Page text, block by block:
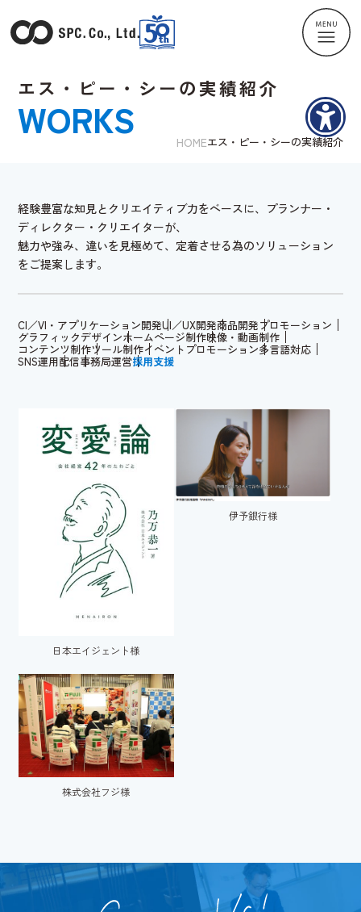
エス・ピー・シーの実績紹介
WORKS HOMEエス・ピー・シーの実績紹介
経験豊富な知見とクリエイティブ力をベースに、プランナー・
ディレクター・クリエイターが、
魅力や強み、違いを見極めて、定着させる為のソリューション
をご提案します。
CI／VI・アプリケーション開発UI／UX開発商品開発プロモーション
グラフィックデザインホームページ制作映像・動画制作
コンテンツ制作ツール制作イベントプロモーション多言語対応
SNS運用配信事務局運営採用支援
日本エイジェント様
伊予銀行様
株式会社フジ様